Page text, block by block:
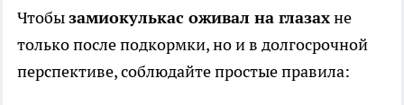
Чтобызамиокулькас оживал на глазахне
только после подкормки, но и в долгосрочной
перспективе, соблюдайте простые правила: